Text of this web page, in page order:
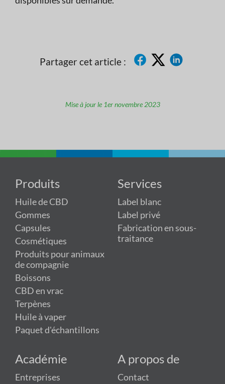
Partager cet article :
Mise à jour le 1er novembre 2023
Produits
Huile de CBD
Gommes
Capsules
Cosmétiques
Produits pour animaux
de compagnie
Boissons
CBD en vrac
Terpènes
Huile à vaper
Paquet d'échantillons
Services
Label blanc
Label privé
Fabrication en sous-
traitance
Académie
Entreprises
A propos de
Contact